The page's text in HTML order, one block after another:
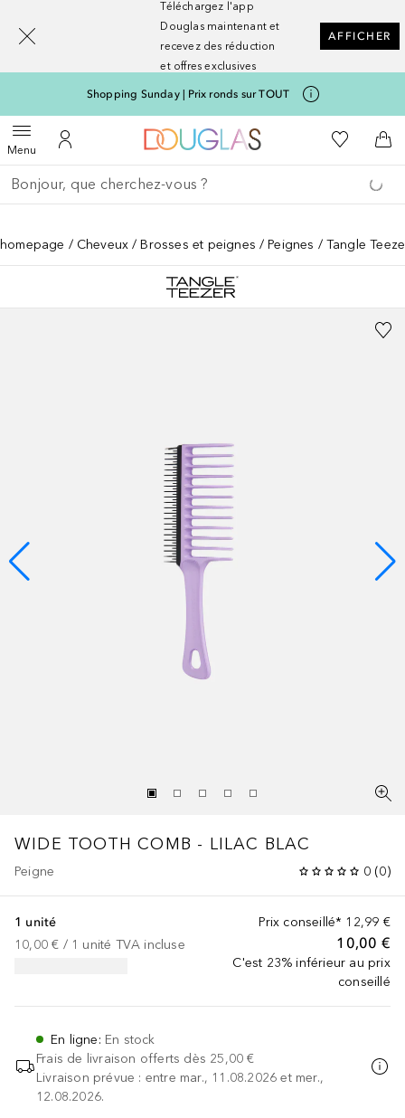
Téléchargez l'app
Douglas maintenant et
recevez des réduction
et offres exclusives
AFFICHER
Shopping Sunday | Prix ronds sur TOUT
MenuOuvrir le menuVers Mon Compte
Vers l'accueil Nocibé
Vers Ma
Retourner
Effectuer la recherche
homepage Cheveux Brosses et peignes Peignes Tangle
WIDE TOOTH COMB - LILAC BLAC
Peigne 0 (0)
Prix conseillé* 12,99 €
10,00 €
C'est 23% inférieur au prix
conseillé
1 unité
10,00 € / 1 unité TVA incluse
En ligne: En stock
Frais de livraison offerts dès 25,00 €
Livraison prévue : entre mar., 11.08.2026 et mer.,
12.08.2026.
[navigation.slideout.screenreader]